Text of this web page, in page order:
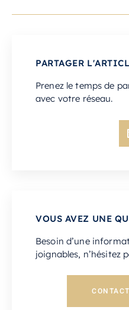
PARTAGER
Prenez le temps de
avec votre réseau.
VOUS AVEZ UNE
Besoin d’une
joignables, n’hésitez